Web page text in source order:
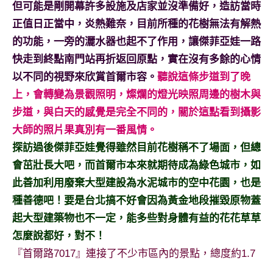
客
及
旅
遊
誌
專
欄、
觀
光
局
合
作
達
人
對
象。
★
但可能是剛開幕許多設施及店家並沒準備好，造訪當時
正值日正當中，炎熱難奈，目前所種的花樹無法有解熱
的功能，一旁的灑水器也起不了作用，讓傑菲亞娃一路
快走到終點南門站再折返回原點，實在沒有多餘的心情
以不同的視野來欣賞首爾市容。 聽說這條步道到了晚
上，會轉變為景觀照明，燦爛的燈光映照周邊的樹木與
步道，與白天的感覺是完全不同的，關於這點看到攝影
大師的照片果真別有一番風情。
探訪過後傑菲亞娃覺得雖然目前花樹稱不了場面，但總
會茁壯長大吧，而首爾市本來就期待成為綠色城市，如
此善加利用廢棄大型建設為水泥城市的空中花園，也是
種善德吧！要是台北搞不好會因為黃金地段摧毀原物蓋
起大型建築物也不一定，能多些對身體有益的花花草草
怎麼說都好，對不！
『首爾路7017』連接了不少市區內的景點，總度約1.7